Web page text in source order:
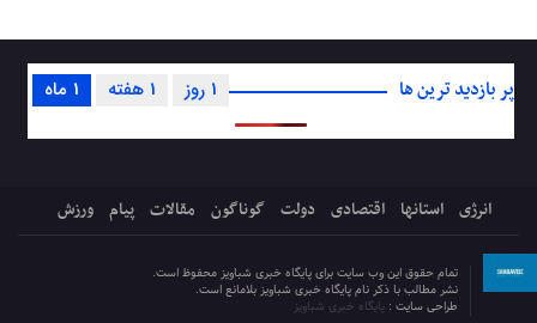
پر بازدید ترین ها 1 ماه 1 هفته 1 روز
انرژی استانها اقتصادی دولت گوناگون مقالات پیام ورزش
تمام حقوق این وب سایت برای پایگاه خبری شباویز محفوظ است.
نشر مطالب با ذکر نام پایگاه خبری شباویز بلامانع است.
طراحی سایت : پایگاه خبری شباویز